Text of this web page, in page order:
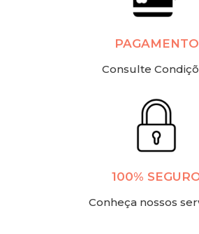
PAGAMENTO
Consulte
100%
Conheça nossos